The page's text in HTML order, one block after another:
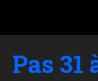
Pas 31